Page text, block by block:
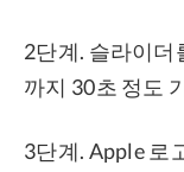
2단계. 슬라이더
까지 30초 정도
3단계. Apple 로